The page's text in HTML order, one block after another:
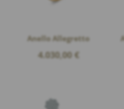
Anello Allegretto
4.030,00 €